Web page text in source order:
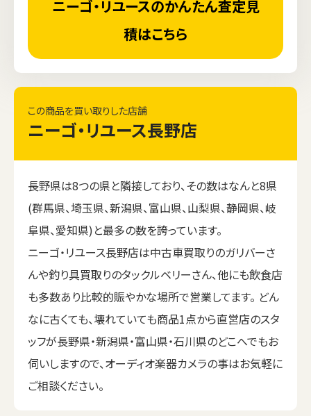
ニーゴ・リユースのかんたん査定見
積はこちら
この商品を買い取りした店舗
ニーゴ・リユース長野店
長野県は8つの県と隣接しており、その数はなんと8県
(群馬県、埼玉県、新潟県、富山県、山梨県、静岡県、岐
阜県、愛知県)と最多の数を誇っています。
ニーゴ・リユース長野店は中古車買取りのガリバーさ
んや釣り具買取りのタックルベリーさん、他にも飲食店
も多数あり比較的賑やかな場所で営業してます。 どん
なに古くても、壊れていても商品1点から直営店のスタ
ッフが長野県・新潟県・富山県・石川県のどこへでもお
伺いしますので、オーディオ楽器カメラの事はお気軽に
ご相談ください。